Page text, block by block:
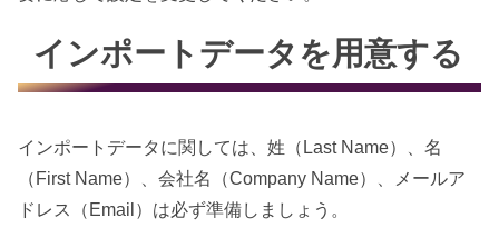
インポートデータを用意する
インポートデータに関しては、姓（Last Name）、名
（First Name）、会社名（Company Name）、メールア
ドレス（Email）は必ず準備しましょう。